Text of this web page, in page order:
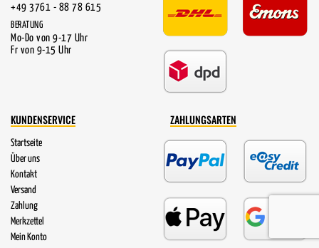
+49 3761 - 88 78 615
BERATUNG
Mo-Do von 9-17 Uhr
Fr von 9-15 Uhr
KUNDENSERVICE
Startseite
Über uns
Kontakt
Versand
Zahlung
Merkzettel
Mein Konto
ZAHLUNGSARTEN